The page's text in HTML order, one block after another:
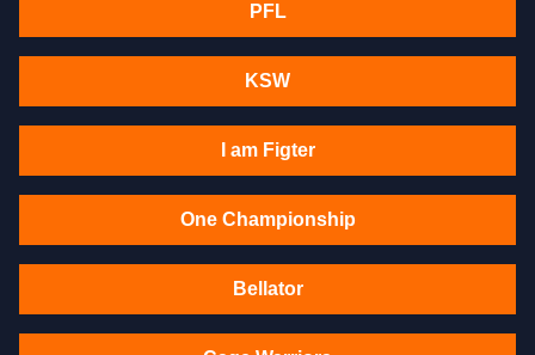
PFL
KSW
I am Figter
One Championship
Bellator